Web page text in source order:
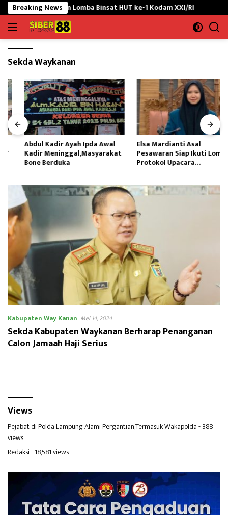
Langsung
ke
konten
Breaking News
Penutupan Lomba Binsat HUT ke-1 Kodam XXI/RI
Sekda Waykanan
Abdul Kadir Ayah Ipda Awal
Kadir Meninggal,Masyarakat
Bone Berduka
Elsa Mardianti Asal
Pesawaran Siap Ikuti Lomba
Protokol Upacara
Kabupaten Way Kanan Mei 14, 2024
Sekda Kabupaten Waykanan Berharap Penanganan
Calon Jamaah Haji Serius
Views
Pejabat di Polda Lampung Alami Pergantian,Termasuk Wakapolda- 388
views
Redaksi- 18,581 views